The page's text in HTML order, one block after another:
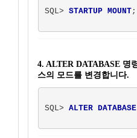
SQL> STARTUP MOUNT;
4. ALTER DATABASE 명
스의 모드를 변경합니다.
SQL> ALTER